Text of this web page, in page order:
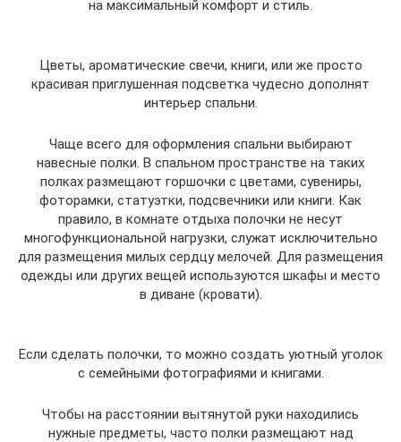
на максимальный комфорт и стиль.
Цветы, ароматические свечи, книги, или же просто
красивая приглушенная подсветка чудесно дополнят
интерьер спальни.
Чаще всего для оформления спальни выбирают
навесные полки. В спальном пространстве на таких
полках размещают горшочки с цветами, сувениры,
фоторамки, статуэтки, подсвечники или книги. Как
правило, в комнате отдыха полочки не несут
многофункциональной нагрузки, служат исключительно
для размещения милых сердцу мелочей. Для размещения
одежды или других вещей используются шкафы и место
в диване (кровати).
Если сделать полочки, то можно создать уютный уголок
с семейными фотографиями и книгами.
Чтобы на расстоянии вытянутой руки находились
нужные предметы, часто полки размещают над